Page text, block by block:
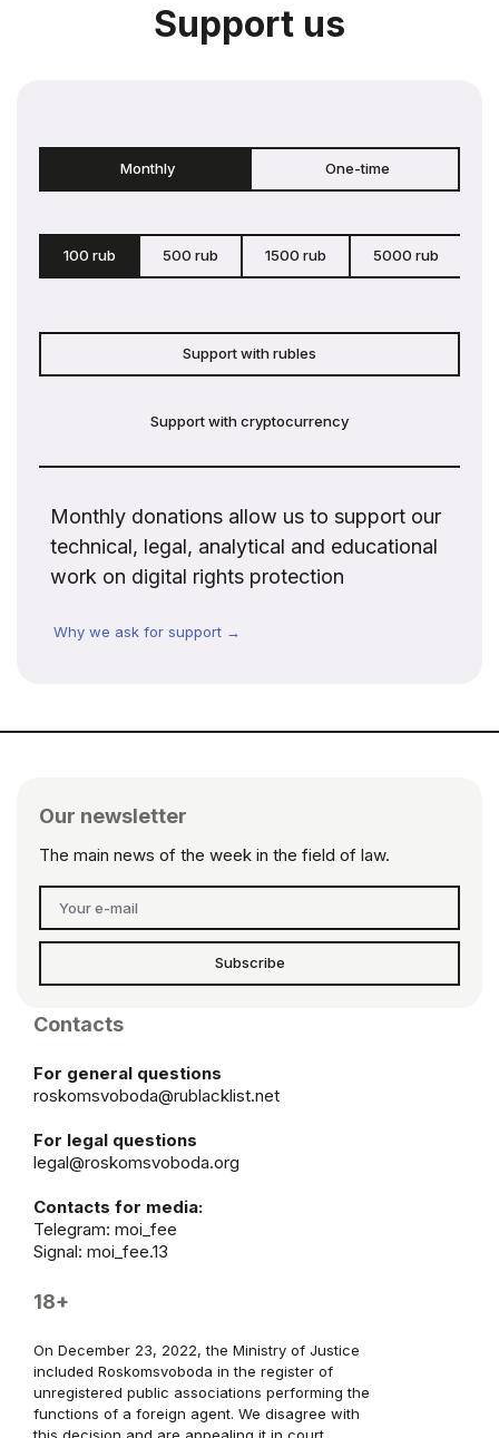
Support us
Monthly One-time
100 rub 500 rub 1500 rub 5000 rub
Support with rubles
Support with cryptocurrency
Monthly donations allow us to support our
technical, legal, analytical and educational
work on digital rights protection
Why we ask for support →
Our newsletter
The main news of the week in the field of law.
Subscribe
Contacts
For general questions
roskomsvoboda@rublacklist.net
For legal questions
legal@roskomsvoboda.org
Contacts for media:
Telegram: moi_fee
Signal: moi_fee.13
18+
On December 23, 2022, the Ministry of Justice
included Roskomsvoboda in the register of
unregistered public associations performing the
functions of a foreign agent. We disagree with
this decision and are appealing it in court.